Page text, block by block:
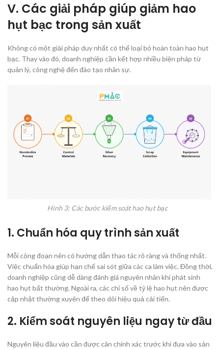
V. Các giải pháp giúp giảm hao
hụt bạc trong sản xuất
Không có một giải pháp duy nhất có thể loại bỏ hoàn toàn hao hụt
bạc. Thay vào đó, doanh nghiệp cần kết hợp nhiều biện pháp từ
quản lý, công nghệ đến đào tạo nhân sự.
Hình 3: Các bước kiểm soát hao hụt bạc
1. Chuẩn hóa quy trình sản xuất
Mỗi công đoạn nên có hướng dẫn thao tác rõ ràng và thống nhất.
Việc chuẩn hóa giúp hạn chế sai sót giữa các ca làm việc. Đồng thời,
doanh nghiệp cũng dễ dàng đánh giá nguyên nhân khi phát sinh
hao hụt bất thường. Ngoài ra, các chỉ số về tỷ lệ hao hụt nên được
cập nhật thường xuyên để theo dõi hiệu quả cải tiến.
2. Kiểm soát nguyên liệu ngay từ đầu
Nguyên liệu đầu vào cần được cân chính xác trước khi đưa vào sản